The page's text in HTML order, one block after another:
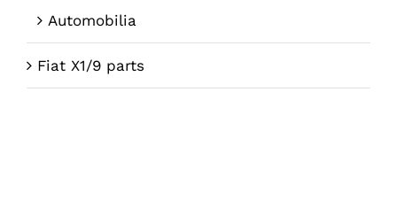
Automobilia
Fiat X1/9 parts